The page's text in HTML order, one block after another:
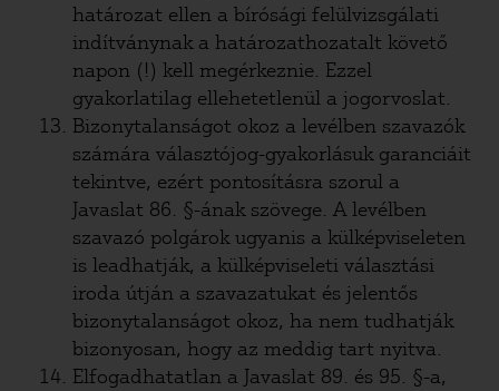
határozat ellen a bírósági felülvizsgálati
indítványnak a határozathozatalt követő
napon (!) kell megérkeznie. Ezzel
gyakorlatilag ellehetetlenül a jogorvoslat.
Bizonytalanságot okoz a levélben szavazók
számára választójog-gyakorlásuk garanciáit
tekintve, ezért pontosításra szorul a
Javaslat 86. §-ának szövege. A levélben
szavazó polgárok ugyanis a külképviseleten
is leadhatják, a külképviseleti választási
iroda útján a szavazatukat és jelentős
bizonytalanságot okoz, ha nem tudhatják
bizonyosan, hogy az meddig tart nyitva.
Elfogadhatatlan a Javaslat 89. és 95. §-a,